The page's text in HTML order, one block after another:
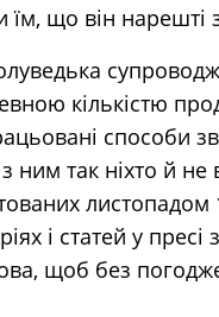
їм, що він нарешті
кількістю
способи
ним так ніхто й
листопадом
і статей у
щоб без